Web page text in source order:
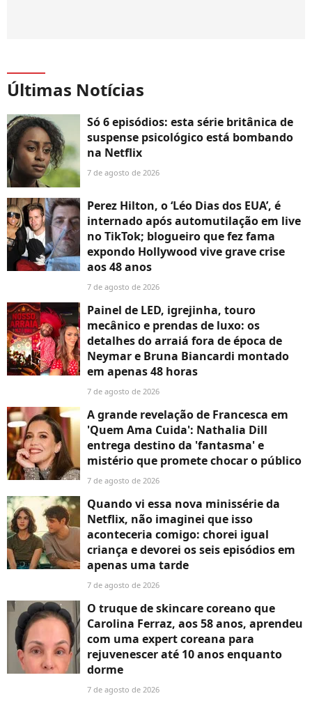
Últimas Notícias
Só 6 episódios: esta série britânica de
suspense psicológico está bombando
na Netflix
7 de agosto de 2026
Perez Hilton, o ‘Léo Dias dos EUA’, é
internado após automutilação em live
no TikTok; blogueiro que fez fama
expondo Hollywood vive grave crise
aos 48 anos
7 de agosto de 2026
Painel de LED, igrejinha, touro
mecânico e prendas de luxo: os
detalhes do arraiá fora de época de
Neymar e Bruna Biancardi montado
em apenas 48 horas
7 de agosto de 2026
A grande revelação de Francesca em
'Quem Ama Cuida': Nathalia Dill
entrega destino da 'fantasma' e
mistério que promete chocar o público
7 de agosto de 2026
Quando vi essa nova minissérie da
Netflix, não imaginei que isso
aconteceria comigo: chorei igual
criança e devorei os seis episódios em
apenas uma tarde
7 de agosto de 2026
O truque de skincare coreano que
Carolina Ferraz, aos 58 anos, aprendeu
com uma expert coreana para
rejuvenescer até 10 anos enquanto
dorme
7 de agosto de 2026